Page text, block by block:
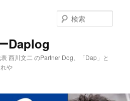
Daplog
西川文二 のPartner Dog、「Dap」と
や
索